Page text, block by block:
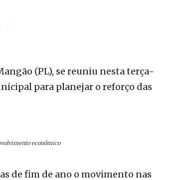
(PL), se reuniu nesta terça-
para planejar o reforço das
econômico
de fim de ano o movimento nas